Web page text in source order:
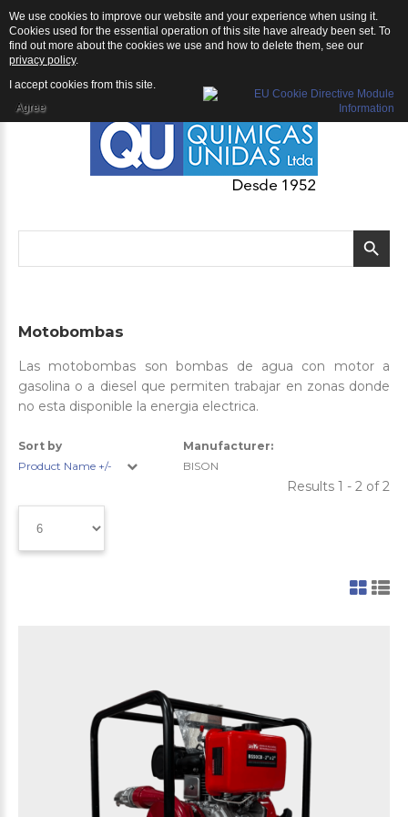
Motobombas
Las motobombas son bombas de agua con motor a
gasolina o a diesel que permiten trabajar en zonas donde
no esta disponible la energia electrica.
Sort by
Product Name +/-
Manufacturer:
BISON
Results 1 - 2 of 2
We use cookies to improve our website and your experience when using it.
Cookies used for the essential operation of this site have already been set. To
find out more about the cookies we use and how to delete them, see our
privacy policy.
I accept cookies from this site.
Agree
QU | Productos